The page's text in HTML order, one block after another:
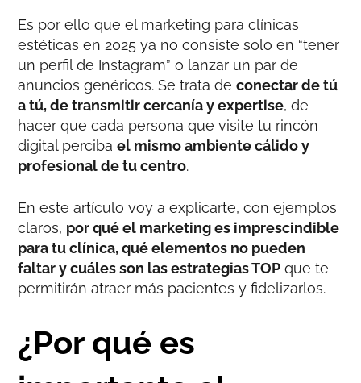
Es por ello que el marketing para clínicas
estéticas en 2025 ya no consiste solo en “tener
un perfil de Instagram” o lanzar un par de
anuncios genéricos. Se trata deconectar de tú
a tú, de transmitir cercanía y expertise, de
hacer que cada persona que visite tu rincón
digital percibael mismo ambiente cálido y
profesional de tu centro.
En este artículo voy a explicarte, con ejemplos
claros, por qué el marketing es imprescindible
para tu clínica, qué elementos no pueden
faltar y cuáles son las estrategias TOP que te
permitirán atraer más pacientes y fidelizarlos.
¿Por qué es